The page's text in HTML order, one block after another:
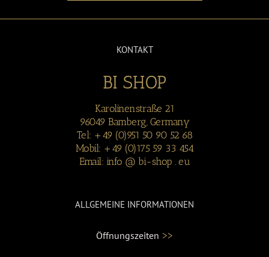
KONTAKT
BI SHOP
Karolinenstraße 21
96049 Bamberg, Germany
Tel: +49 (0)951 50 90 52 68
Mobil: +49 (0)175 59 33 454
Email: info @ bi-shop . eu
ALLGEMEINE INFORMATIONEN
Öffnungszeiten >>